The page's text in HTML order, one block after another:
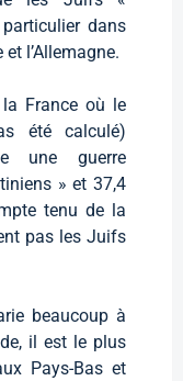
dans
l’Allemagne.
la France où le
été calculé)
une guerre
» et 37,4
tenu de la
pas les Juifs
beaucoup à
il est le plus
Pays-Bas et